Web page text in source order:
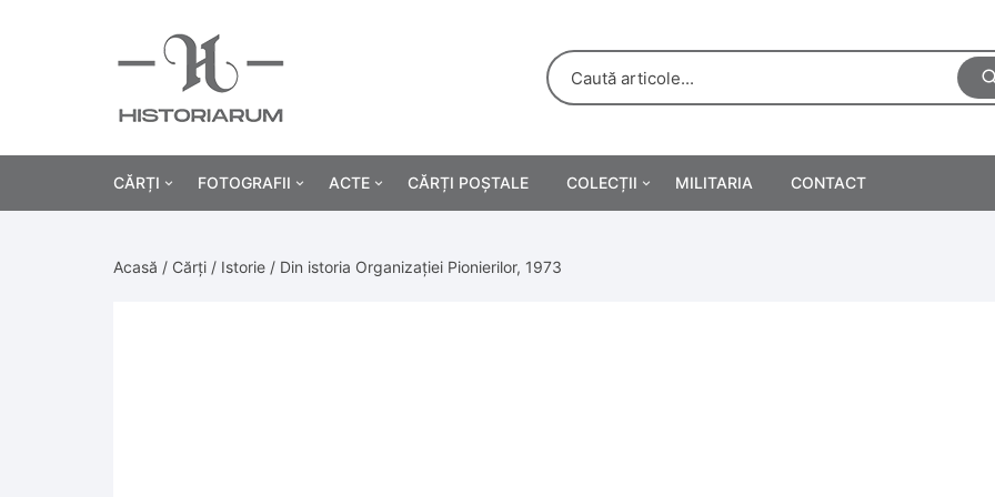
CĂRȚI FOTOGRAFII ACTE CĂRȚI POȘTALE COLECȚII MILITARIA CONTACT
Acasă / Cărți / Istorie / Din istoria Organizației Pionierilor, 1973